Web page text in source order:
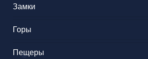
Замки
Горы
Пещеры